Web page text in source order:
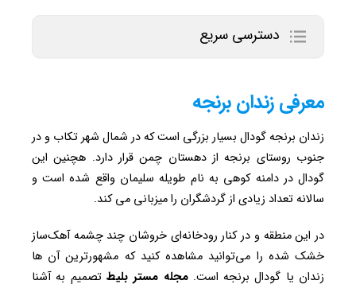
دسترسی سریع
معرفی زندان برنجه
زندان برنجه گودال بسیار بزرگی است که در شمال شهر تکاب و در
جنوب روستای برنجه از دهستان چمن قرار دارد. هچنین این
گودال در دامنه کوهی به نام طویله سلیمان واقع شده است و
سالانه تعداد زیادی از گردشگران را میزبانی می کند.
در این منطقه و در کنار رودخانه‌ای خروشان چند چشمه آهک‌ساز
خشک شده را می‌توانید مشاهده کنید که مشهورترین آن‌ ها
زندان یا گودال برنجه است.مجله مستر بلیط تصمیم به آشنا